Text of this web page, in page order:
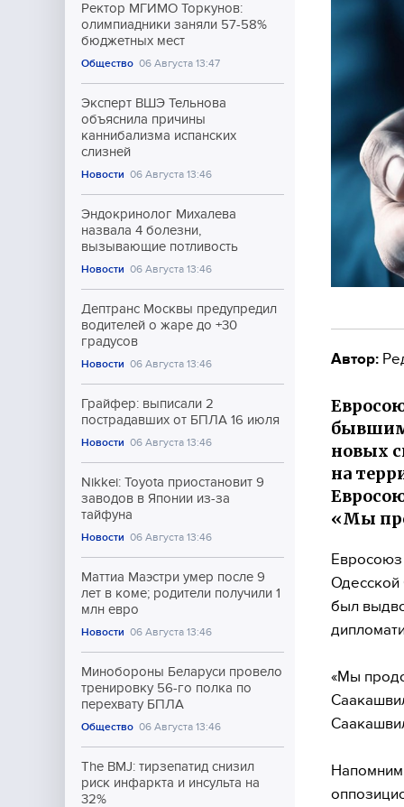
Ректор МГИМО Торкунов:
олимпиадники заняли 57-58%
бюджетных мест
Общество 06 Августа 13:47
Эксперт ВШЭ Тельнова
объяснила причины
каннибализма испанских
слизней
Новости 06 Августа 13:46
Эндокринолог Михалева
назвала 4 болезни,
вызывающие потливость
Новости 06 Августа 13:46
Дептранс Москвы предупредил
водителей о жаре до +30
градусов
Новости 06 Августа 13:46
Грайфер: выписали 2
пострадавших от БПЛА 16 июля
Новости 06 Августа 13:46
Nikkei: Toyota приостановит 9
заводов в Японии из-за
тайфуна
Новости 06 Августа 13:46
Маттиа Маэстри умер после 9
лет в коме; родители получили 1
млн евро
Новости 06 Августа 13:46
Минобороны Беларуси провело
тренировку 56-го полка по
перехвату БПЛА
Общество 06 Августа 13:46
The BMJ: тирзепатид снизил
риск инфаркта и инсульта на
32%
Автор:
бывшим
новых
на
«Мы
Евросоюз
Одесской
был
«Мы